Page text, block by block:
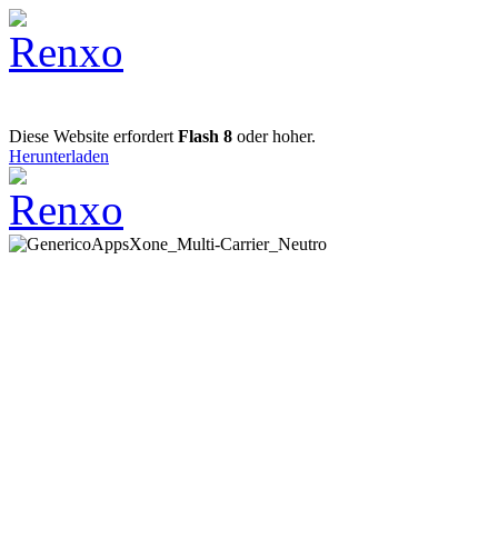
Diese Website erfordert Flash 8 oder hoher.
Herunterladen